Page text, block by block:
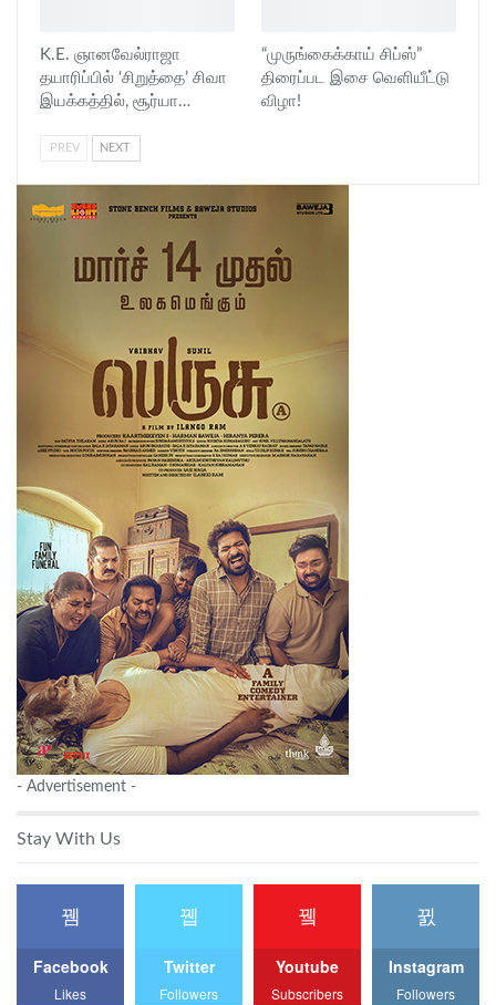
K.E. ஞானவேல்ராஜா
தயாரிப்பில் ‘சிறுத்தை’ சிவா
இயக்கத்தில், சூர்யா…
“முருங்கைக்காய் சிப்ஸ்”
திரைப்பட இசை வெளியீட்டு
விழா!
PREV NEXT
- Advertisement -
Stay With Us
Facebook
Likes
Twitter
Followers
Youtube
Subscribers
Instagram
Followers